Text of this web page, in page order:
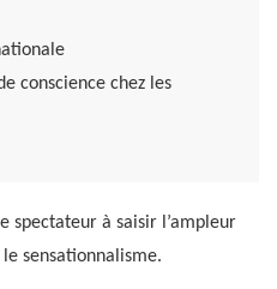
conscience chez les
spectateur à saisir l’ampleur
sensationnalisme.